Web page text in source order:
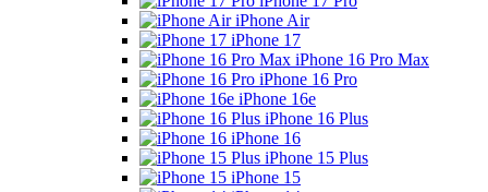
iPhone Air
iPhone 17
iPhone 16 Pro Max
iPhone 16 Pro
iPhone 16e
iPhone 16 Plus
iPhone 16
iPhone 15 Plus
iPhone 15